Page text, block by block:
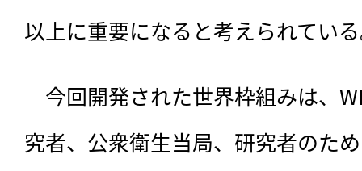
以上に重要になると考えられてい
今回開発された世界枠組みは、
究者、公衆衛生当局、研究者のた